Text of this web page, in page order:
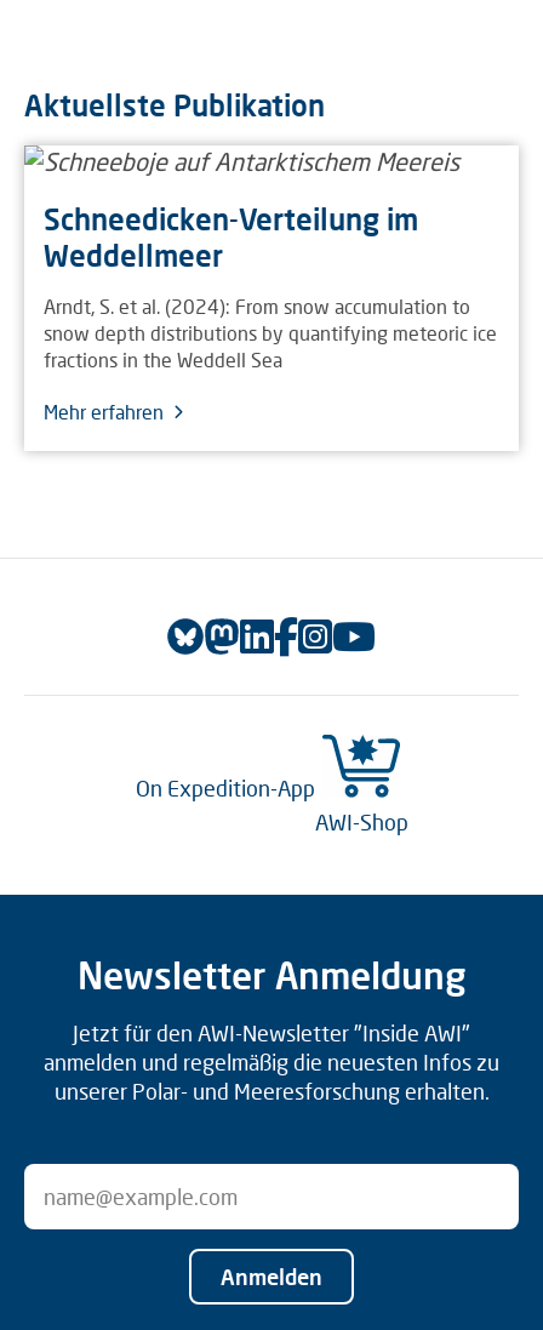
Aktuellste Publikation
Schneedicken-Verteilung im
Weddellmeer
Arndt, S. et al. (2024): From snow accumulation to
snow depth distributions by quantifying meteoric ice
fractions in the Weddell Sea
Mehr erfahren
On Expedition-App
AWI-Shop
Newsletter Anmeldung
Jetzt für den AWI-Newsletter "Inside AWI"
anmelden und regelmäßig die neuesten Infos zu
unserer Polar- und Meeresforschung erhalten.
Anmelden